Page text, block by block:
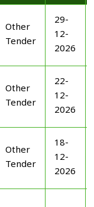
Other
Tender
29-
12-
2026
Other
Tender
22-
12-
2026
Other
Tender
18-
12-
2026